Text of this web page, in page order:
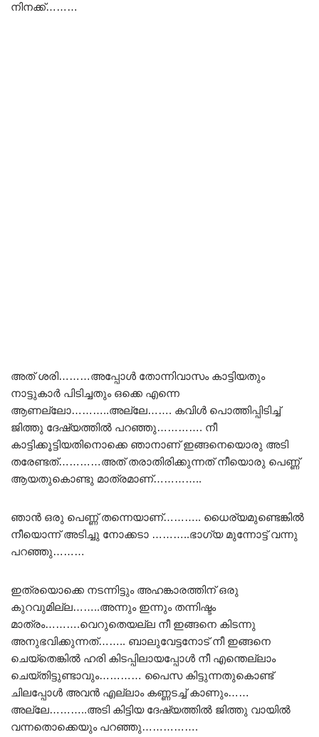
നിനക്ക്………
അത് ശരി………അപ്പോൾ തോന്നിവാസം കാട്ടിയതും
നാട്ടുകാർ പിടിച്ചതും ഒക്കെ എന്നെ
ആണല്ലോ………..അല്ലേ……. കവിൾ പൊത്തിപ്പിടിച്ച്
ജിത്തു ദേഷ്യത്തിൽ പറഞ്ഞു…………. നീ
കാട്ടിക്കൂട്ടിയതിനൊക്കെ ഞാനാണ് ഇങ്ങനെയൊരു അടി
തരേണ്ടത്…………അത് തരാതിരിക്കുന്നത് നീയൊരു പെണ്ണ്
ആയതുകൊണ്ടു മാത്രമാണ്…………..
ഞാൻ ഒരു പെണ്ണ് തന്നെയാണ്……….. ധൈര്യമുണ്ടെങ്കിൽ
നീയൊന്ന് അടിച്ചു നോക്കടാ ………..ഭാഗ്യ മുന്നോട്ട് വന്നു
പറഞ്ഞു………
ഇത്രയൊക്കെ നടന്നിട്ടും അഹങ്കാരത്തിന് ഒരു
കുറവുമില്ല……..അന്നും ഇന്നും തന്നിഷ്ടം
മാത്രം……….വെറുതെയല്ല നീ ഇങ്ങനെ കിടന്നു
അനുഭവിക്കുന്നത്…….. ബാലുവേട്ടനോട് നീ ഇങ്ങനെ
ചെയ്തെങ്കിൽ ഹരി കിടപ്പിലായപ്പോൾ നീ എന്തെല്ലാം
ചെയ്തിട്ടുണ്ടാവും………… പൈസ കിട്ടുന്നതുകൊണ്ട്
ചിലപ്പോൾ അവൻ എല്ലാം കണ്ണടച്ച് കാണും……
അല്ലേ………..അടി കിട്ടിയ ദേഷ്യത്തിൽ ജിത്തു വായിൽ
വന്നതൊക്കെയും പറഞ്ഞു…………….